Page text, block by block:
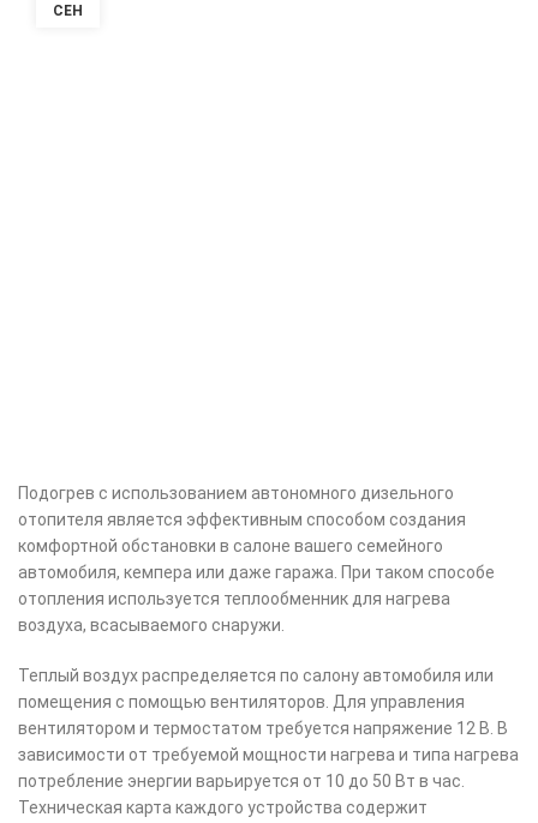
СЕН
Подогрев с использованием автономного дизельного
отопителя является эффективным способом создания
комфортной обстановки в салоне вашего семейного
автомобиля, кемпера или даже гаража. При таком способе
отопления используется теплообменник для нагрева
воздуха, всасываемого снаружи.
Теплый воздух распределяется по салону автомобиля или
помещения с помощью вентиляторов. Для управления
вентилятором и термостатом требуется напряжение 12 В. В
зависимости от требуемой мощности нагрева и типа нагрева
потребление энергии варьируется от 10 до 50 Вт в час.
Техническая карта каждого устройства содержит